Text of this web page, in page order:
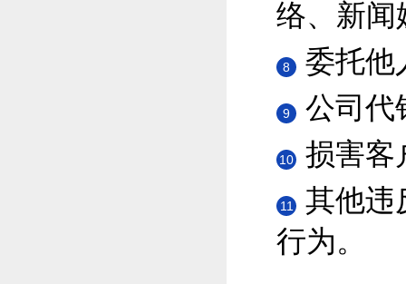
络、新闻
8 委托他
9 公司代
10 损害客
11
其他违
行为。